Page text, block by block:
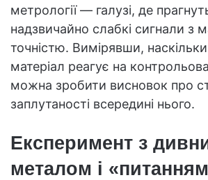
метрології — галузі, де
надзвичайно слабкі сигнали з
точністю. Вимірявши,
матеріал реагує на
можна зробити висновок про
заплутаності всередині нього.
Експеримент з
металом і